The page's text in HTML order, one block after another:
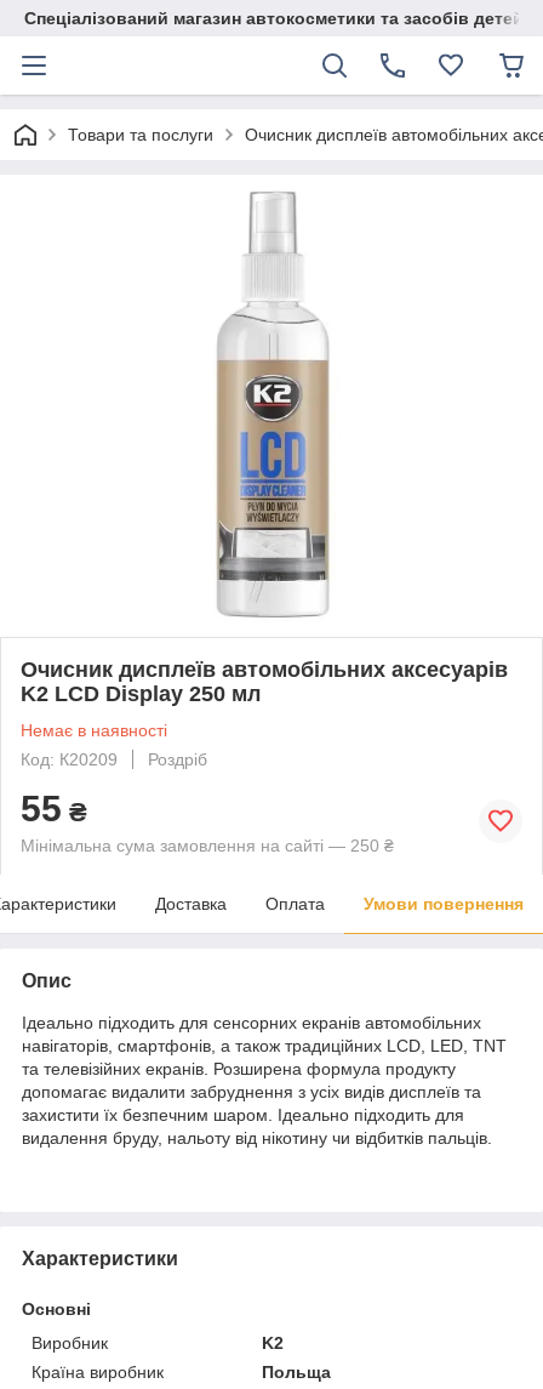
Спеціалізований магазин автокосметики та засобів
Товари та послуги Очисник дисплеїв автомобільних
Очисник дисплеїв автомобільних аксесуарів
K2 LCD Display 250 мл
Немає в наявності
Код: К20209
Роздріб
55 ₴
Мінімальна сума замовлення на сайті — 250 ₴
Доставка Оплата Умови повернення
Опис
Ідеально підходить для сенсорних екранів автомобільних
навігаторів, смартфонів, а також традиційних LCD, LED, TNT
та телевізійних екранів. Розширена формула продукту
допомагає видалити забруднення з усіх видів дисплеїв та
захистити їх безпечним шаром. Ідеально підходить для
видалення бруду, нальоту від нікотину чи відбитків пальців.
Характеристики
Основні
Виробник
K2
Країна виробник
Польща